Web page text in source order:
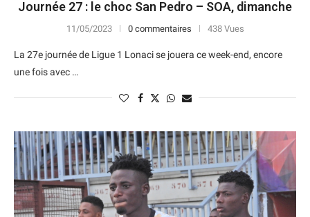
Journée 27 : le choc San Pedro – SOA, dimanche
11/05/2023 0 commentaires 438 Vues
La 27e journée de Ligue 1 Lonaci se jouera ce week-end, encore
une fois avec …